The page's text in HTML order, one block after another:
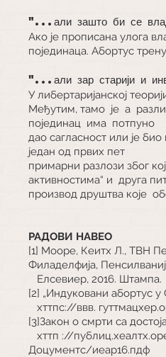
"...али зашто би се
Ако је прописана улога
појединаца. Абортус
"...али зар старији и
У либертаријанској
Међутим, тамо је а
појединац има потпуно
дао сагласност или је
један од првих пет
примарни разлози због
активностима“ и друга
производ друштва које
РАДОВИ НАВЕО
[1] Мооре, Кеитх Л., ТВН
Филаделфија,
Елсевиер, 2016. Штампа.
[2] „Индуковани абортус
хттпс://ввв.
[3]Закон о смрти са
хттп ://
Доцументс/иеар16.пдф